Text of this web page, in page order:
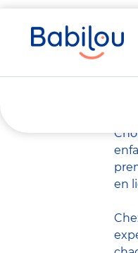
êtes
ici
en